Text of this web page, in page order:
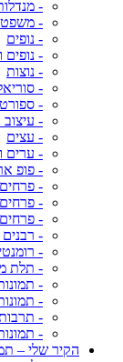
-
-
- נופים
- נופים
- נוצות
-
- ספורט
- עיצוב
- עצים
- ערים
- פופ
- פרחים
-
-
- רבנים
-
- תלת
-
-
- תרבות
-
הקיר שלי –